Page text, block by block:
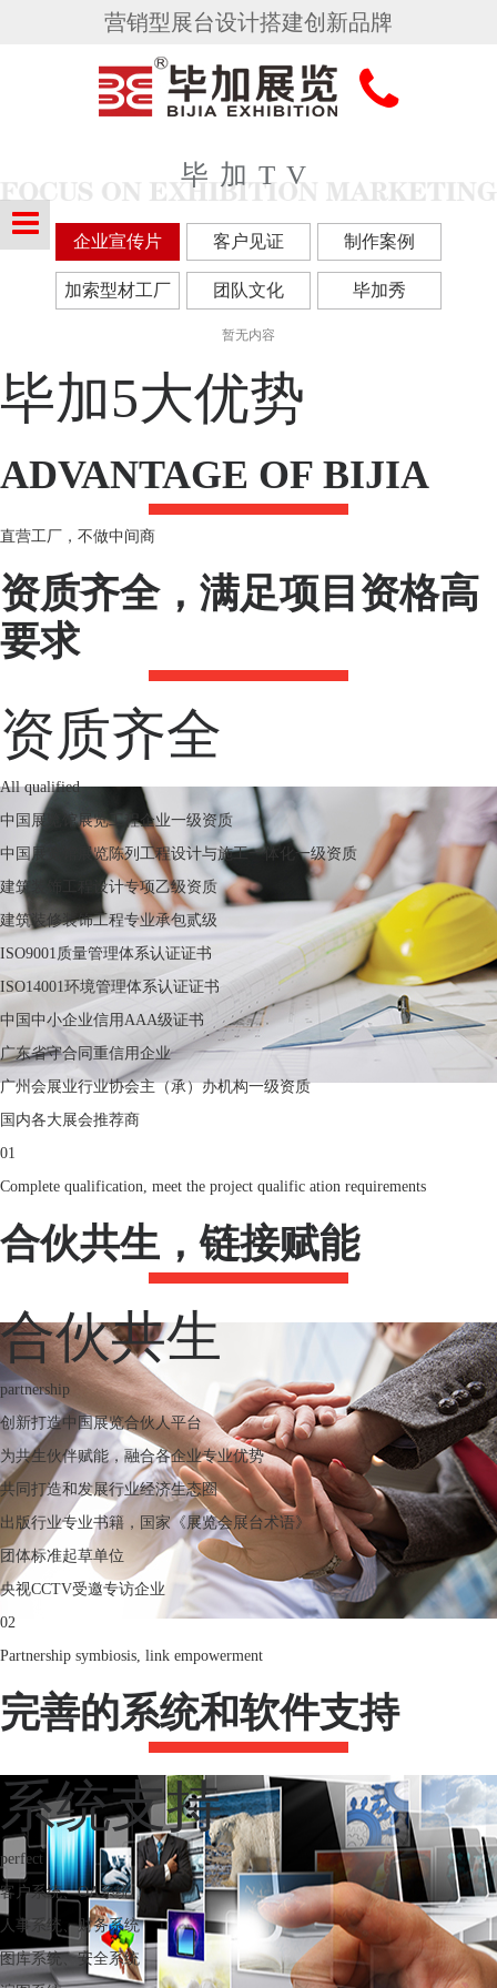
营销型展台设计搭建创新品牌
毕加TV
企业宣传片 客户见证 制作案例
加索型材工厂 团队文化 毕加秀
暂无内容
毕加5大优势
ADVANTAGE OF BIJIA
直营工厂，不做中间商
资质齐全，满足项目资格高
要求
资质齐全
All qualified
中国展览馆展览工程企业一级资质
中国展览馆展览陈列工程设计与施工一体化一级资质
建筑装饰工程设计专项乙级资质
建筑装修装饰工程专业承包贰级
ISO9001质量管理体系认证证书
ISO14001环境管理体系认证证书
中国中小企业信用AAA级证书
广东省守合同重信用企业
广州会展业行业协会主（承）办机构一级资质
国内各大展会推荐商
01
Complete qualification, meet the project qualific ation requirements
合伙共生，链接赋能
合伙共生
partnership
创新打造中国展览合伙人平台
为共生伙伴赋能，融合各企业专业优势
共同打造和发展行业经济生态圈
出版行业专业书籍，国家《展览会展台术语》
团体标准起草单位
央视CCTV受邀专访企业
02
Partnership symbiosis, link empowerment
完善的系统和软件支持
系统支持
perfect
客户系统、OA系统
人事系统、财务系统
图库系统、安全系统